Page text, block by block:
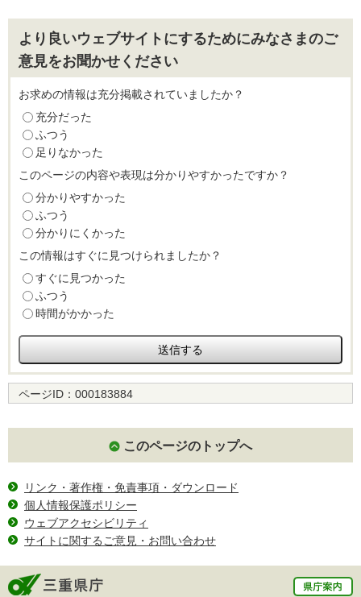
より良いウェブサイトにするためにみなさまのご
意見をお聞かせください
お求めの情報は充分掲載されていましたか？
充分だった
ふつう
足りなかった
このページの内容や表現は分かりやすかったですか？
分かりやすかった
ふつう
分かりにくかった
この情報はすぐに見つけられましたか？
すぐに見つかった
ふつう
時間がかかった
ページID： 000183884
このページのトップへ
リンク・著作権・免責事項・ダウンロード
個人情報保護ポリシー
ウェブアクセシビリティ
サイトに関するご意見・お問い合わせ